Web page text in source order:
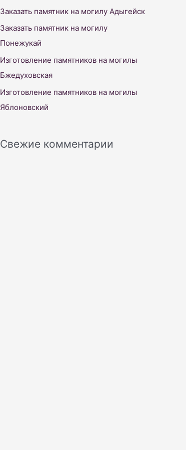
f
o
r
:
Заказать памятник на могилу Адыгейск
Заказать памятник на могилу
Понежукай
Изготовление памятников на могилы
Бжедуховская
Изготовление памятников на могилы
Яблоновский
Свежие комментарии